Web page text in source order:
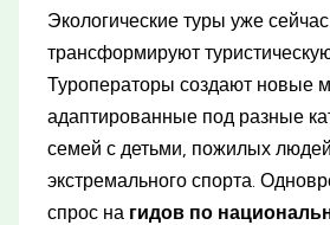
Экологические туры уже сейчас
трансформируют
Туроператоры создают новые
адаптированные под разные
семей с детьми, пожилых
экстремального спорта.
спрос на гидов по